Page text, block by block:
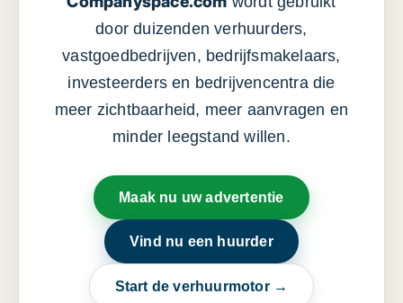
door duizenden verhuurders,
vastgoedbedrijven, bedrijfsmakelaars,
investeerders en bedrijvencentra die
meer zichtbaarheid, meer aanvragen en
minder leegstand willen.
Maak nu uw advertentie
Vind nu een huurder
Start de verhuurmotor →